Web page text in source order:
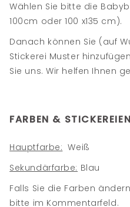
Wählen Sie bitte die
100cm oder 100 x135 cm).
Danach können Sie (auf
Stickerei Muster
Sie uns. Wir helfen Ihnen
FARBEN &
Hauptfarbe: Weiß
Sekundärfarbe: Blau
Falls Sie die Farben
bitte im Kommentarfeld.